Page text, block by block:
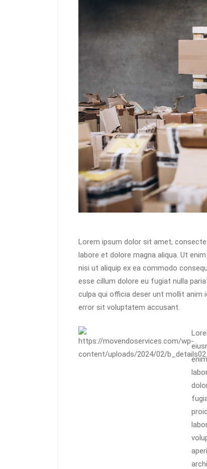
Lorem ipsum dolor sit amet,
labore et dolore magna aliqua. Ut
nisi ut aliquip ex ea commodo
esse cillum dolore eu fugiat nulla
culpa qui officia deser unt mollit anim
error sit voluptatem accusant.